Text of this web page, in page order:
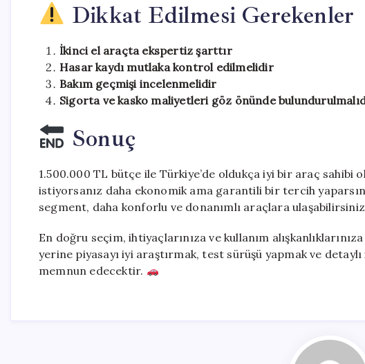
Dikkat Edilmesi Gerekenler
İkinci el araçta ekspertiz şarttır
Hasar kaydı mutlaka kontrol edilmelidir
Bakım geçmişi incelenmelidir
Sigorta ve kasko maliyetleri göz önünde
Sonuç
1.500.000 TL bütçe ile Türkiye’de oldukça iyi bir araç sahibi
istiyorsanız daha ekonomik ama garantili bir tercih
segment, daha konforlu ve donanımlı araçlara
En doğru seçim, ihtiyaçlarınıza ve kullanım
yerine piyasayı iyi araştırmak, test sürüşü yapmak ve
memnun edecektir.